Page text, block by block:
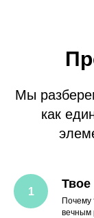
Мы
как
Твое
Почему
вечным